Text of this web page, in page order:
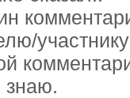
знаю.